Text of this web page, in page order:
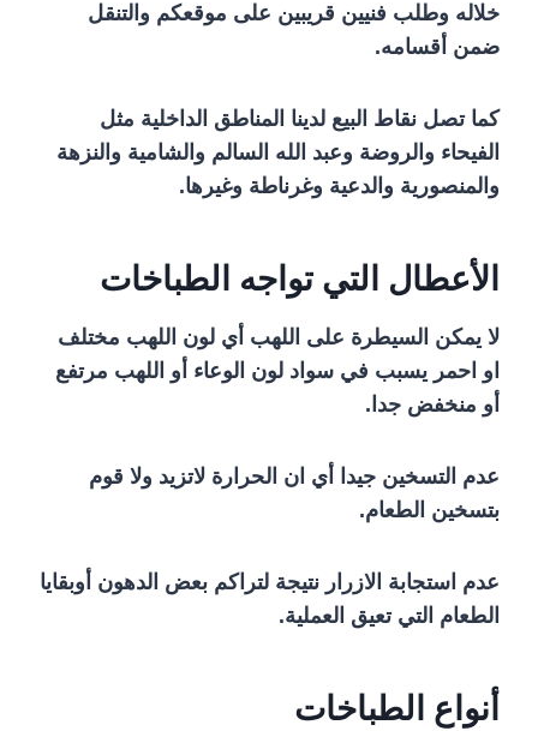
خلاله وطلب فنيين قريبين على موقعكم والتنقل
ضمن أقسامه.
كما تصل نقاط البيع لدينا المناطق الداخلية مثل
الفيحاء والروضة وعبد الله السالم والشامية والنزهة
والمنصورية والدعية وغرناطة وغيرها.
الأعطال التي تواجه الطباخات
لا يمكن السيطرة على اللهب أي لون اللهب مختلف
او احمر يسبب في سواد لون الوعاء أو اللهب مرتفع
أو منخفض جدا.
عدم التسخين جيدا أي ان الحرارة لاتزيد ولا قوم
بتسخين الطعام.
عدم استجابة الازرار نتيجة لتراكم بعض الدهون أوبقايا
الطعام التي تعيق العملية.
أنواع الطباخات